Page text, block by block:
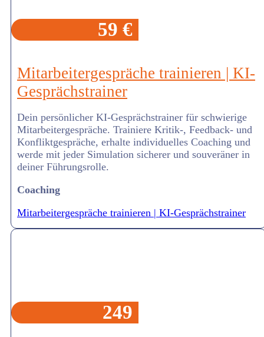
59 €
Mitarbeitergespräche trainieren | KI-
Gesprächstrainer
Dein persönlicher KI-Gesprächstrainer für schwierige
Mitarbeitergespräche. Trainiere Kritik-, Feedback- und
Konfliktgespräche, erhalte individuelles Coaching und
werde mit jeder Simulation sicherer und souveräner in
deiner Führungsrolle.
Coaching
Mitarbeitergespräche trainieren | KI-Gesprächstrainer
249